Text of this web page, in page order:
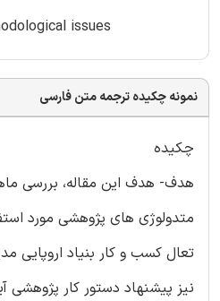
issues
نمونه چکیده ترجمه متن فارسی
چکیده
هدف- هدف این مقاله، بررسی
متدولوژی های پژوهشی مورد
نیز پیشنهاد دستور کار پژوهشی